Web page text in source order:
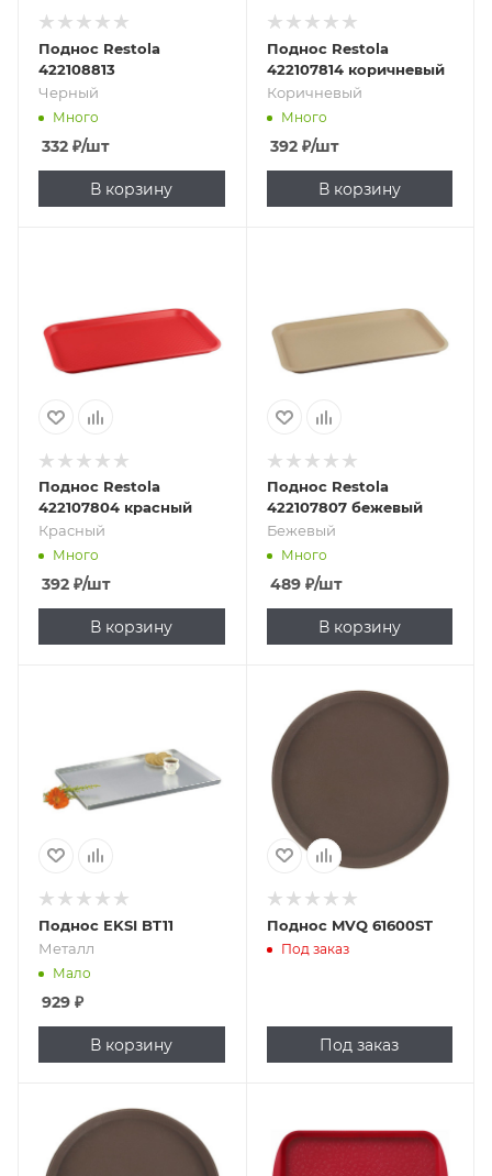
Поднос Restola
422108813
Черный
Много
332 ₽/шт
В корзину
Поднос Restola
422107814 коричневый
Коричневый
Много
392₽/шт
В корзину
Поднос Restola
422107804 красный
Красный
Много
392 ₽/шт
В корзину
Поднос Restola
422107807 бежевый
Бежевый
Много
489₽/шт
В корзину
Поднос EKSI BT11
Металл
Мало
929 ₽
В корзину
Поднос MVQ 61600ST
Под заказ
Под заказ